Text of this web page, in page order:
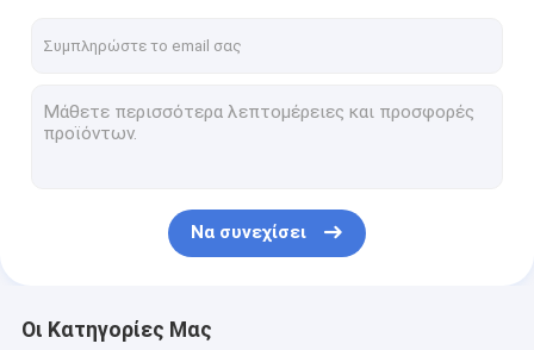
Να συνεχίσει
Οι Κατηγορίες Μας